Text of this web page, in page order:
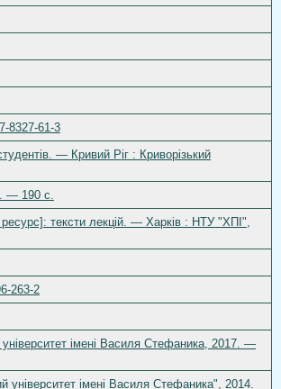
8327-61-3
— Кривий Ріг : Криворізький
— 190 с.
тексти лекцій. — Харків : НТУ "ХПІ",
263-2
імені Василя Стефаника, 2017. —
імені Василя Стефаника", 2014.